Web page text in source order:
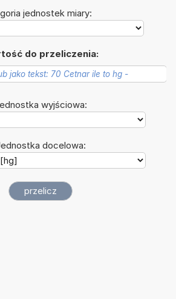
jednostek miary:
do przeliczenia:
wyjściowa:
docelowa: